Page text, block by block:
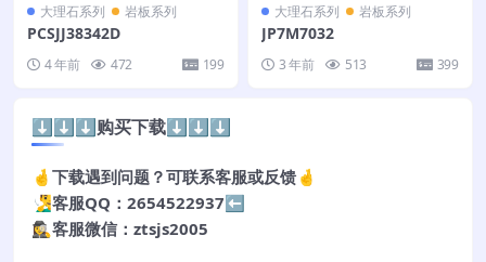
大理石系列 岩板系列
PCSJJ38342D
4 年前 472 199
大理石系列 岩板系列
JP7M7032
3 年前 513 399
⬇️⬇️⬇️购买下载⬇️⬇️⬇️
🤞下载遇到问题？可联系客服或反馈🤞
🧏‍♂️客服QQ：2654522937⬅️
🕵️‍♀️客服微信：ztsjs2005